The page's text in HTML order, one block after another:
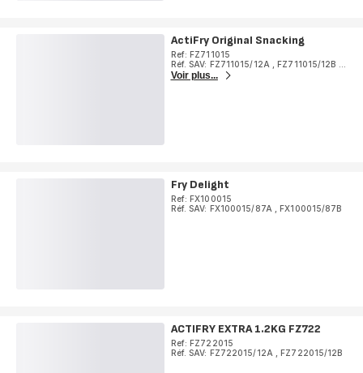
ActiFry Original Snacking
Ref: FZ711015
Réf. SAV: FZ711015/12A
,FZ711015/12B
Voir plus...
Fry Delight
Ref: FX100015
Réf. SAV: FX100015/87A
FX100015/87B
ACTIFRY EXTRA 1.2KG FZ722
Ref: FZ722015
Réf. SAV: FZ722015/12A
FZ722015/12B